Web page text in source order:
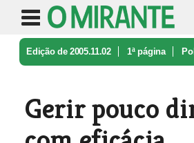
Edição de 2005.11.02 1ª página
Gerir pouco